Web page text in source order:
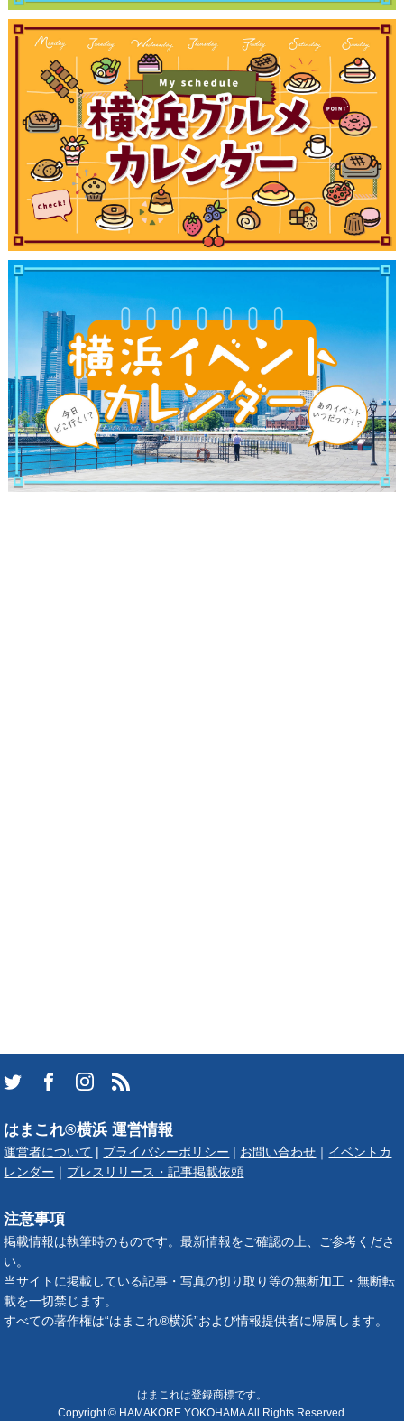
ブログ記事
サイトについて
はまこれ®横浜 運営情報
運営者について プライバシーポリシー お問い合わせ
イベントカ
レンダー
プレスリリース・記事掲載依頼
注意事項
掲載情報は執筆時のものです。最新情報をご確認の上、ご参考くださ
い。
当サイトに掲載している記事・写真の切り取り等の無断加工・無断転
載を一切禁じます。
すべての著作権は“はまこれ®横浜”および情報提供者に帰属します。
はまこれは登録商標です。
Copyright © HAMAKORE YOKOHAMA All Rights Reserved.